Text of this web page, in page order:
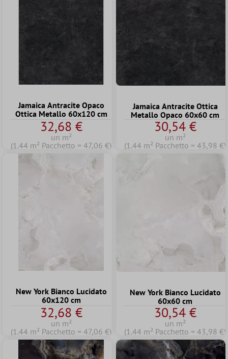
Jamaica Antracite Opaco
Ottica Metallo 60x120 cm
32,68 €
un m²
(1.44 m² Pacchetto = 47,06 €)
Jamaica Antracite Ottica
Metallo Opaco 60x60 cm
30,54 €
un m²
(1.44 m² Pacchetto = 43,98 €)
New York Bianco Lucidato
60x120 cm
32,68 €
un m²
(1.44 m² Pacchetto = 47,06 €)
New York Bianco Lucidato
60x60 cm
30,54 €
un m²
(1.44 m² Pacchetto = 43,98 €)